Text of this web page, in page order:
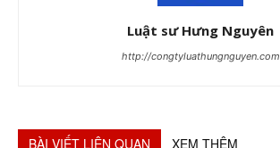
Luật sư Hưng Nguyên
http://congtyluathungnguyen.com
BÀI VIẾT LIÊN QUAN XEM THÊM